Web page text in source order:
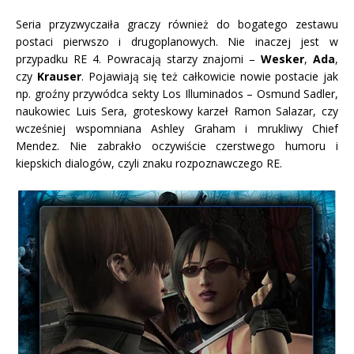
Seria przyzwyczaiła graczy również do bogatego zestawu
postaci pierwszo i drugoplanowych. Nie inaczej jest w
przypadku RE 4. Powracają starzy znajomi –Wesker, Ada,
czy Krauser. Pojawiają się też całkowicie nowie postacie jak
np. groźny przywódca sekty Los Illuminados – Osmund Sadler,
naukowiec Luis Sera, groteskowy karzeł Ramon Salazar, czy
wcześniej wspomniana Ashley Graham i mrukliwy Chief
Mendez. Nie zabrakło oczywiście czerstwego humoru i
kiepskich dialogów, czyli znaku rozpoznawczego RE.